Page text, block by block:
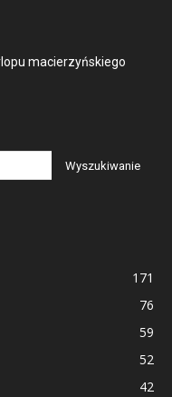
macierzyńskiego
171
76
59
52
42